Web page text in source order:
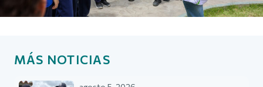
MÁS NOTICIAS